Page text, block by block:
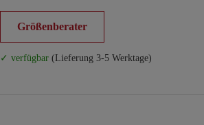
Größenberater
✓ verfügbar (Lieferung 3-5 Werktage)